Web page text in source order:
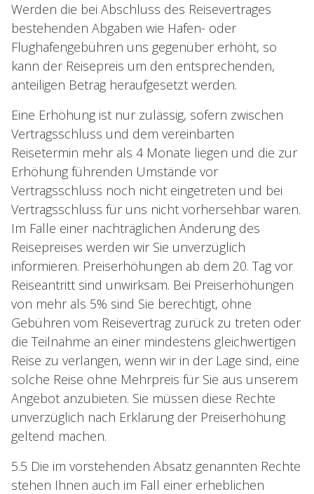
Werden die bei Abschluss des Reisevertrages
bestehenden Abgaben wie Hafen- oder
Flughafengebühren uns gegenüber erhöht, so
kann der Reisepreis um den entsprechenden,
anteiligen Betrag heraufgesetzt werden.
Eine Erhöhung ist nur zulässig, sofern zwischen
Vertragsschluss und dem vereinbarten
Reisetermin mehr als 4 Monate liegen und die zur
Erhöhung führenden Umstände vor
Vertragsschluss noch nicht eingetreten und bei
Vertragsschluss für uns nicht vorhersehbar waren.
Im Falle einer nachträglichen Änderung des
Reisepreises werden wir Sie unverzüglich
informieren. Preiserhöhungen ab dem 20. Tag vor
Reiseantritt sind unwirksam. Bei Preiserhöhungen
von mehr als 5% sind Sie berechtigt, ohne
Gebühren vom Reisevertrag zurück zu treten oder
die Teilnahme an einer mindestens gleichwertigen
Reise zu verlangen, wenn wir in der Lage sind, eine
solche Reise ohne Mehrpreis für Sie aus unserem
Angebot anzubieten. Sie müssen diese Rechte
unverzüglich nach Erklärung der Preiserhöhung
geltend machen.
5.5 Die im vorstehenden Absatz genannten Rechte
stehen Ihnen auch im Fall einer erheblichen